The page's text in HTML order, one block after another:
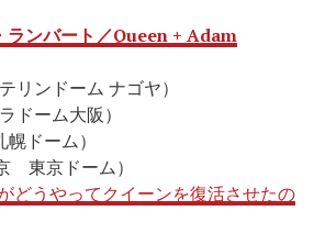
ランバート／Queen + Adam
ンドーム ナゴヤ）
ーム大阪）
ドーム）
東京ドーム）
どうやってクイーンを復活させたの